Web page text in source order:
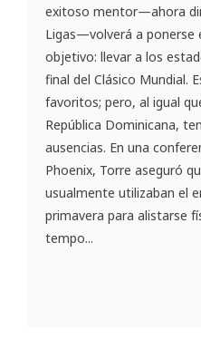
exitoso mentor—ahora
Ligas—volverá a ponerse
objetivo: llevar a los
final del Clásico Mundial.
favoritos; pero, al igual
República Dominicana,
ausencias. En una
Phoenix, Torre aseguró
usualmente utilizaban el
primavera para alistarse
tempo...